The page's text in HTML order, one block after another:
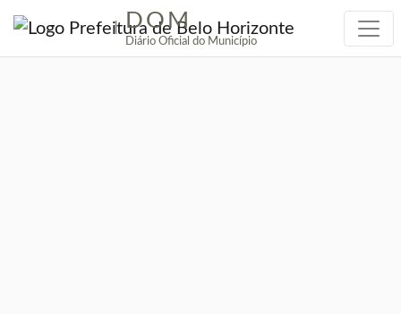
| DOM
Diário Oficial do Município